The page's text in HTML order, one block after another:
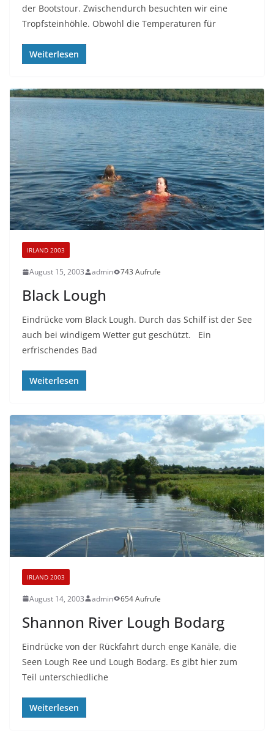
der Bootstour. Zwischendurch besuchten wir eine
Tropfsteinhöhle. Obwohl die Temperaturen für
Weiterlesen
IRLAND 2003
August 15, 2003 admin 743 Aufrufe
Black Lough
Eindrücke vom Black Lough. Durch das Schilf ist der See
auch bei windigem Wetter gut geschützt. Ein
erfrischendes Bad
Weiterlesen
IRLAND 2003
August 14, 2003 admin 654 Aufrufe
Shannon River Lough Bodarg
Eindrücke von der Rückfahrt durch enge Kanäle, die
Seen Lough Ree und Lough Bodarg. Es gibt hier zum
Teil unterschiedliche
Weiterlesen